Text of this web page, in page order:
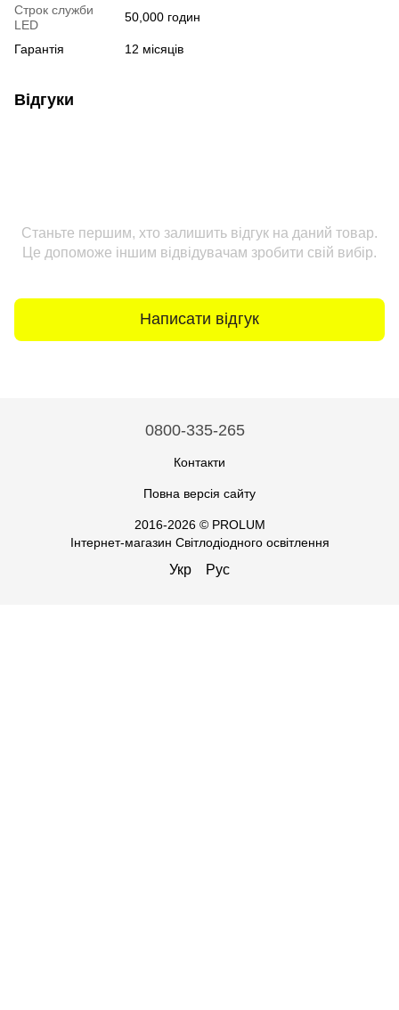
Строк служби
LED
50,000 годин
Гарантія 12 місяців
Відгуки
Станьте першим, хто залишить відгук на даний товар.
Це допоможе іншим відвідувачам зробити свій вибір.
Написати відгук
0800-335-265
Контакти
Повна версія сайту
2016-2026 © PROLUM
Інтернет-магазин Світлодіодного освітлення
Укр Рус